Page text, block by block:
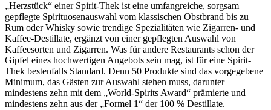
„Herzstück“ einer Spirit-Thek ist eine umfangreiche, sorgsam
gepflegte Spirituosenauswahl vom klassischen Obstbrand bis zu
Rum oder Whisky sowie trendige Spezialitäten wie Zigarren- und
Kaffee-Destillate, ergänzt von einer gepflegten Auswahl von
Kaffeesorten und Zigarren. Was für andere Restaurants schon der
Gipfel eines hochwertigen Angebots sein mag, ist für eine Spirit-
Thek bestenfalls Standard. Denn 50 Produkte sind das vorgegebene
Minimum, das Gästen zur Auswahl stehen muss, darunter
mindestens zehn mit dem „World-Spirits Award“ prämierte und
mindestens zehn aus der „Formel 1“ der 100 % Destillate.